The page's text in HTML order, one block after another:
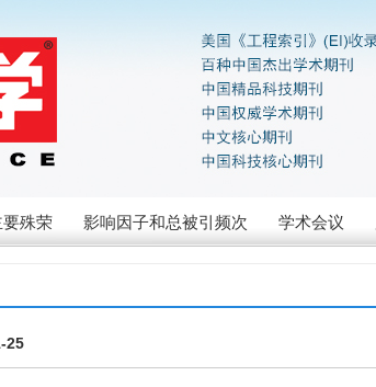
要殊荣 影响因子和总被引频次 学术会议
25